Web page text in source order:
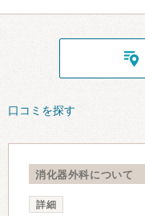
口コミを探す
消化器外科について
詳細